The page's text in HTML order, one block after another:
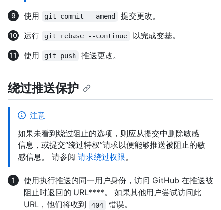
使用 git commit --amend
提交更改。
运行
git rebase --continue
以完成变基。
使用
git push 推送更改。
绕过推送保护
注意
如果未看到绕过阻止的选项，则应从提交中删除敏感
信息，或提交“绕过特权”请求以便能够推送被阻止的敏
感信息。 请参阅 请求绕过权限。
使用执行推送的同一用户身份，访问 GitHub 在推送被
阻止时返回的 URL****。 如果其他用户尝试访问此
URL，他们将收到
404
错误。